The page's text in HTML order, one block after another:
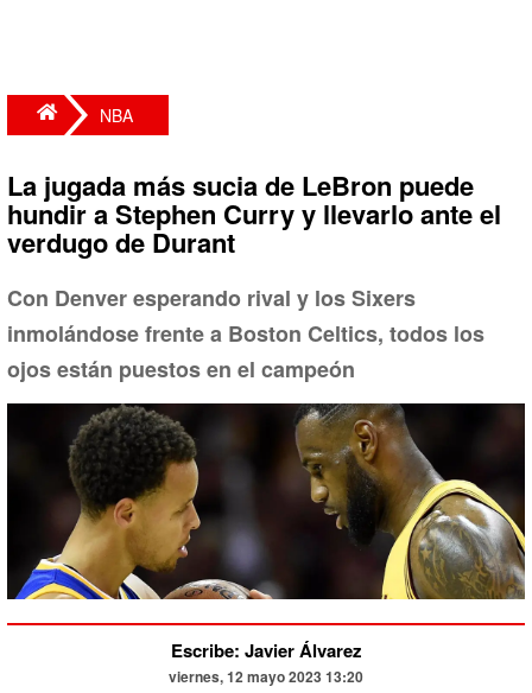
NBA
La jugada más sucia de LeBron puede
hundir a Stephen Curry y llevarlo ante el
verdugo de Durant
Con Denver esperando rival y los Sixers
inmolándose frente a Boston Celtics, todos los
ojos están puestos en el campeón
Escribe: Javier Álvarez
viernes, 12 mayo 2023 13:20